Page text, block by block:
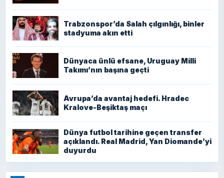
Trabzonspor’da Salah çılgınlığı, binler
stadyuma akın etti
Dünyaca ünlü efsane, Uruguay Milli
Takımı’nın başına geçti
Avrupa’da avantaj hedefi. Hradec
Kralove-Beşiktaş maçı
Dünya futbol tarihine geçen transfer
açıklandı. Real Madrid, Yan Diomande’yi
duyurdu